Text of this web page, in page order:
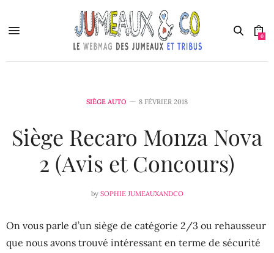
0
SIÈGE AUTO 8 FÉVRIER 2018
Siège Recaro Monza Nova
2 (Avis et Concours)
by SOPHIE JUMEAUXANDCO
On vous parle d’un siège de catégorie 2/3 ou rehausseur
que nous avons trouvé intéressant en terme de sécurité